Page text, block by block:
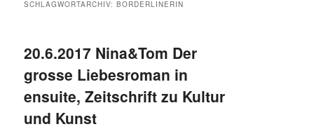
SCHLAGWORTARCHIV:BORDERLINERIN
20.6.2017 Nina&Tom Der
grosse Liebesroman in
ensuite, Zeitschrift zu Kultur
und Kunst